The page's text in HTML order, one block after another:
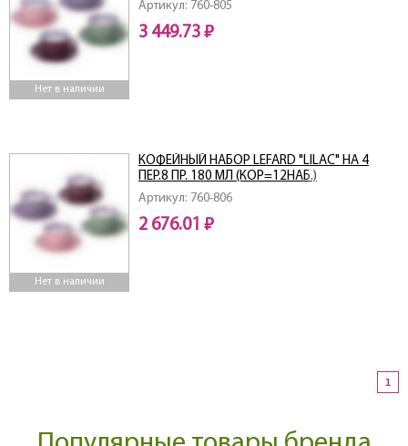
Нет в наличии
Артикул: 760-805
3 449.73 ₽
Нет в наличии
Артикул: 760-806
КОФЕЙНЫЙ НАБОР LEFARD "LILAC" НА 4
ПЕР.8 ПР. 180 МЛ (КОР=12НАБ.)
2 676.01 ₽
1